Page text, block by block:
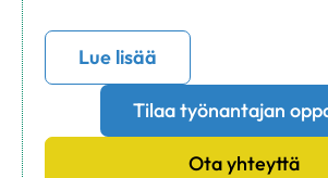
Lue lisää
Tilaa työnantajan
Ota yhteyttä